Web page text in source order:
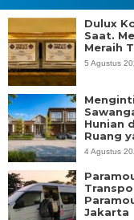
Dulux
Saat.
Meraih
5 Agustus
Hunian
Ruang
4 Agustus
Jakarta